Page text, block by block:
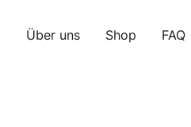
Über uns Shop FAQ